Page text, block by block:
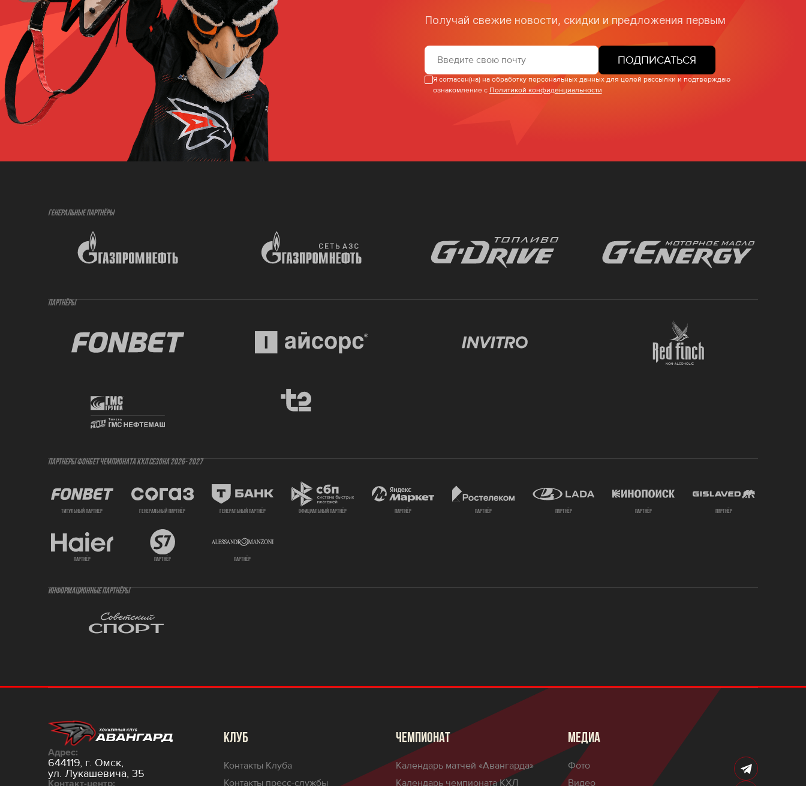
Получай свежие новости, скидки и предложения первым
ПОДПИСАТЬСЯ
Я согласен(на) на обработку персональных данных для целей рассылки и подтверждаю
ознакомление с Политикой конфиденциальности
ГЕНЕРАЛЬНЫЕ ПАРТНЁРЫ
ПАРТНЁРЫ
ПАРТНЕРЫ ФОНБЕТ ЧЕМПИОНАТА КХЛ СЕЗОНА 2026- 2027
титульный партнер генеральный партнёр генеральный партнёр официальный партнёр партнёр партнёр партнёр партнёр партнёр
партнёр партнёр партнёр
ИНФОРМАЦИОННЫЕ ПАРТНЁРЫ
Адрес:
644119, г. Омск,
ул. Лукашевича, 35
Контакт-центр:
КЛУБ
Контакты Клуба
Контакты пресс-службы
ЧЕМПИОНАТ
Календарь матчей «Авангарда»
Календарь чемпионата КХЛ
МЕДИА
Фото
Видео